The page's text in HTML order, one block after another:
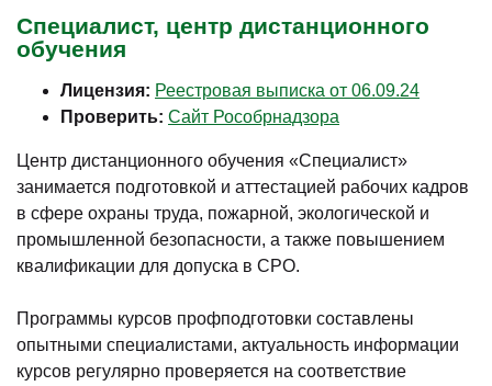
Специалист, центр дистанционного
обучения
Лицензия: Реестровая выписка от 06.09.24
Проверить: Сайт Рособрнадзора
Центр дистанционного обучения «Специалист»
занимается подготовкой и аттестацией рабочих кадров
в сфере охраны труда, пожарной, экологической и
промышленной безопасности, а также повышением
квалификации для допуска в СРО.
Программы курсов профподготовки составлены
опытными специалистами, актуальность информации
курсов регулярно проверяется на соответствие